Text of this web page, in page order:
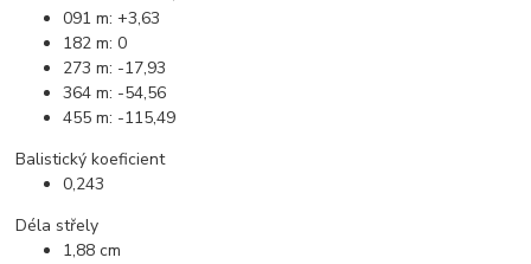
091 m: +3,63
182 m: 0
273 m: -17,93
364 m: -54,56
455 m: -115,49
Balistický koeficient
0,243
Déla střely
1,88 cm